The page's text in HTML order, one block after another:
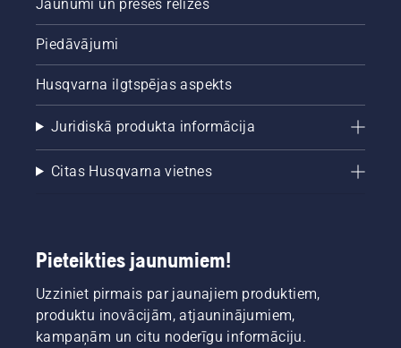
Jaunumi un preses relīzes
Piedāvājumi
Husqvarna ilgtspējas aspekts
Juridiskā produkta informācija
Citas Husqvarna vietnes
Pieteikties jaunumiem!
Uzziniet pirmais par jaunajiem produktiem,
produktu inovācijām, atjauninājumiem,
kampaņām un citu noderīgu informāciju.